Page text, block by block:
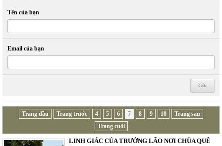
Tên của bạn
Email của bạn
Trang đầu Trang trước 4 5 6 7 8 9 10
Trang sau
Trang cuối
LINH GIÁC CỦA TRƯỞNG LÃO NƠI CHÙA QUÊ